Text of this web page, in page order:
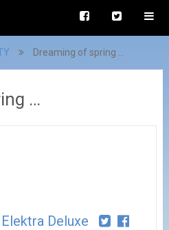
Dreaming of spring …
…
Elektra Deluxe